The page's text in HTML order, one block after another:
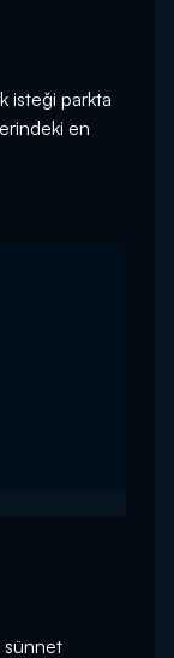
isteği parkta
en
sünnet